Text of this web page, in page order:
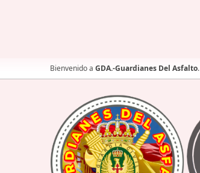
Bienvenido a GDA.-Guardianes Del Asfalto.